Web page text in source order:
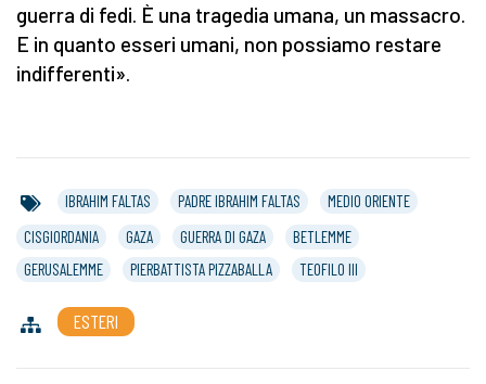
guerra di fedi. È una tragedia umana, un massacro.
E in quanto esseri umani, non possiamo restare
indifferenti».
IBRAHIM FALTAS PADRE IBRAHIM FALTAS
MEDIO ORIENTE
CISGIORDANIA
GAZA GUERRA DI GAZA
BETLEMME
GERUSALEMME
PIERBATTISTA PIZZABALLA TEOFILO III
ESTERI